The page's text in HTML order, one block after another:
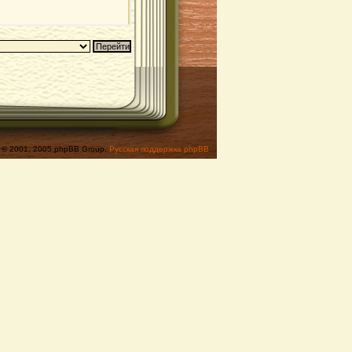
© 2001, 2005 phpBB Group, Русская поддержка phpBB